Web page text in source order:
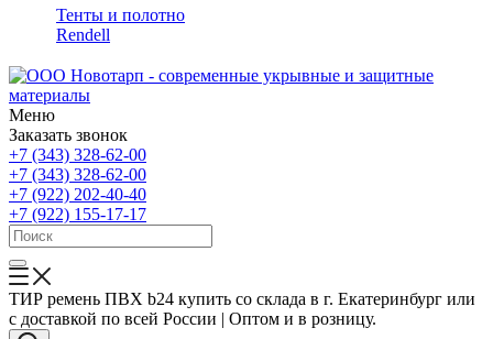
Тенты и полотно
Rendell
Меню
Заказать звонок
+7 (343) 328-62-00
+7 (343) 328-62-00
+7 (922) 202-40-40
+7 (922) 155-17-17
ТИР ремень ПВХ b24 купить со склада в г. Екатеринбург или
с доставкой по всей России | Оптом и в розницу.